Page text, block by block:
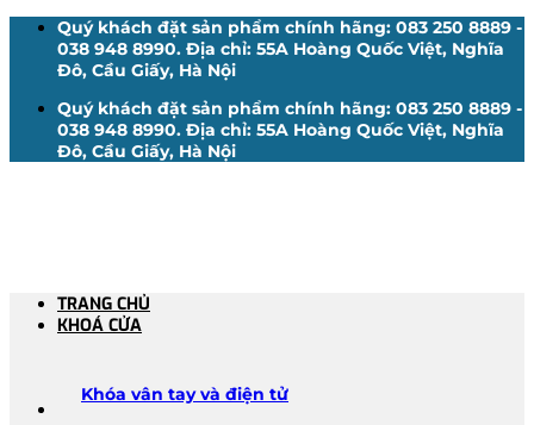
Quý khách đặt sản phẩm chính hãng: 083 250 8889 -
038 948 8990. Địa chỉ: 55A Hoàng Quốc Việt, Nghĩa
Đô, Cầu Giấy, Hà Nội
Quý khách đặt sản phẩm chính hãng: 083 250 8889 -
038 948 8990. Địa chỉ: 55A Hoàng Quốc Việt, Nghĩa
Đô, Cầu Giấy, Hà Nội
TRANG CHỦ
KHOÁ CỬA
Khóa vân tay và điện tử